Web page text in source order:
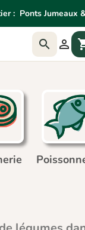
:Ponts Jumeaux
 
Ponts